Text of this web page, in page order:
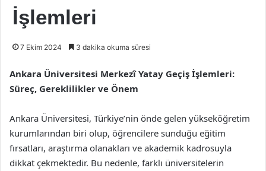
İşlemleri
7 Ekim 2024 3 dakika okuma süresi
Ankara Üniversitesi Merkezî Yatay Geçiş İşlemleri:
Süreç, Gereklilikler ve Önem
Ankara Üniversitesi, Türkiye’nin önde gelen yükseköğretim
kurumlarından biri olup, öğrencilere sunduğu eğitim
fırsatları, araştırma olanakları ve akademik kadrosuyla
dikkat çekmektedir. Bu nedenle, farklı üniversitelerin